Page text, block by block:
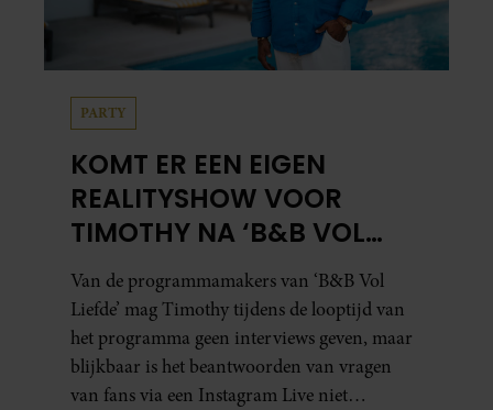
PARTY
KOMT ER EEN EIGEN
REALITYSHOW VOOR
TIMOTHY NA ‘B&B VOL
LIEFDE?’
Van de programmamakers van ‘B&B Vol
Liefde’ mag Timothy tijdens de looptijd van
het programma geen interviews geven, maar
blijkbaar is het beantwoorden van vragen
van fans via een Instagram Live niet